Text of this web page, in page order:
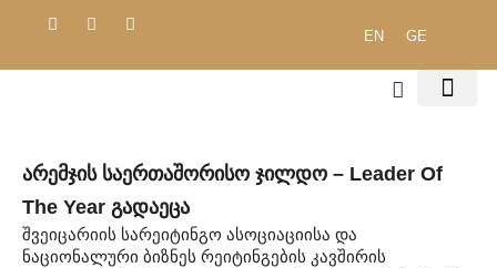
EN GE
Არემჯის Საერთაშორისო Ჯილდო – Leader Of
The Year Გადაეცა
შვეიცარიის სარეიტინგო ასოციაციისა და
ნაციონალური ბიზნეს რეიტინგების კავშირის